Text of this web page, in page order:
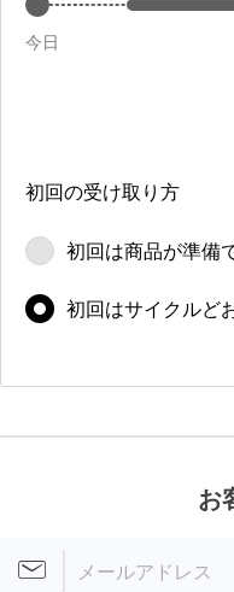
今日
初回の受け取り方
初回は商品が準備
初回はサイクルど
お
メールアドレス